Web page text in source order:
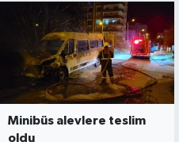
Minibüs alevlere teslim
oldu